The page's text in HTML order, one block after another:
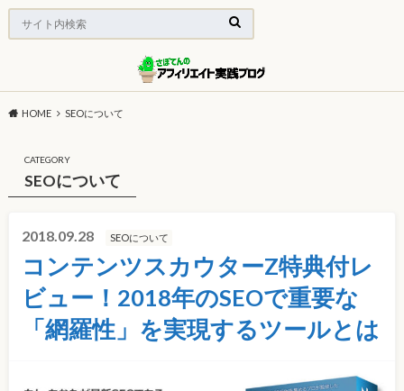
HOME SEOについて
CATEGORY
SEOについて
2018.09.28 SEOについて
コンテンツスカウターZ特典付レ
ビュー！2018年のSEOで重要な
「網羅性」を実現するツールとは